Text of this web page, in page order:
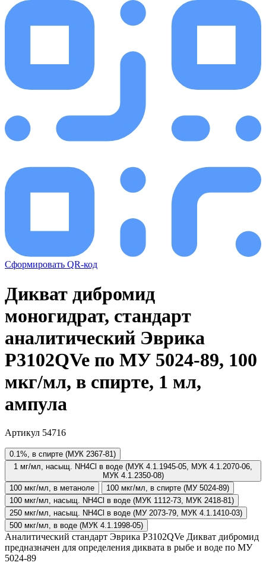
Сформировать QR-код
Дикват дибромид
моногидрат, стандарт
аналитический Эврика
P3102QVe по МУ 5024-89, 100
мкг/мл, в спирте, 1 мл,
ампула
Артикул 54716
0.1%, в спирте (МУК 2367-81)
1 мг/мл, насыщ. NH4Cl в воде (МУК 4.1.1945-05, МУК 4.1.2070-06,
МУК 4.1.2350-08)
100 мкг/мл, в метаноле
100 мкг/мл, в спирте (МУ 5024-89)
100 мкг/мл, насыщ. NH4Cl в воде (МУК 1112-73, МУК 2418-81)
250 мкг/мл, насыщ. NH4Cl в воде (МУ 2073-79, МУК 4.1.1410-03)
500 мкг/мл, в воде (МУК 4.1.1998-05)
Аналитический стандарт Эврика P3102QVe Дикват дибромид
предназначен для определения диквата в рыбе и воде по МУ
5024-89